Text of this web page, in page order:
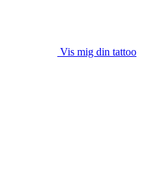
Vis mig din tattoo